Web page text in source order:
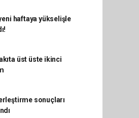
haftaya yükselişle
üst üste ikinci
sonuçları